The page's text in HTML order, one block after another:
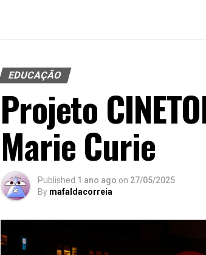
EDUCAÇÃO
Projeto
Marie Curie
Published 1 ano ago on 27/05/2025
By mafaldacorreia